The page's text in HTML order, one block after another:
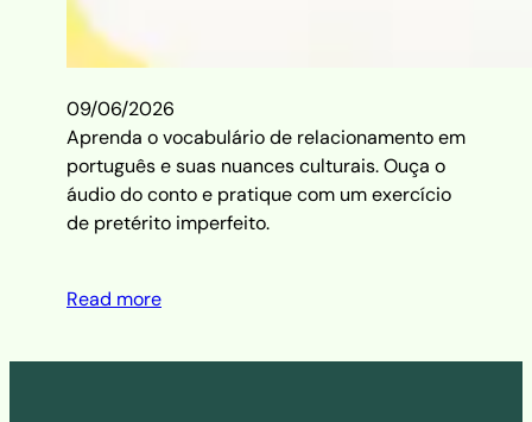
09/06/2026
Aprenda o vocabulário de relacionamento em
português e suas nuances culturais. Ouça o
áudio do conto e pratique com um exercício
de pretérito imperfeito.
Read more